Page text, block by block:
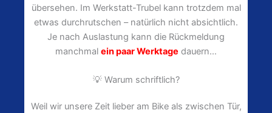
übersehen. Im Werkstatt-Trubel kann trotzdem mal
etwas durchrutschen – natürlich nicht absichtlich.
Je nach Auslastung kann die Rückmeldung
manchmal ein paar Werktage dauern…
💡 Warum schriftlich?
Weil wir unsere Zeit lieber am Bike als zwischen Tür,